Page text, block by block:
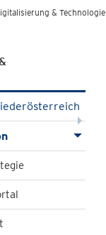
& Technologie